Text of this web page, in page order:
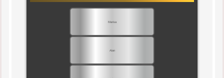
Marisa
Alan